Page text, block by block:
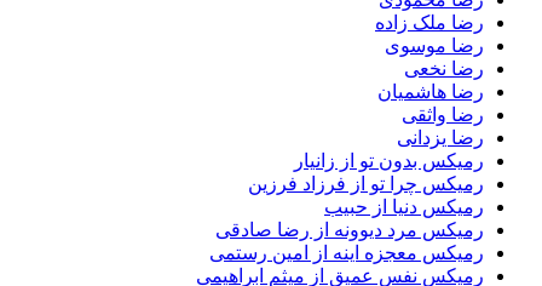
رضا ملک زاده
رضا موسوی
رضا نخعی
رضا هاشمیان
رضا واثقی
رضا یزدانی
رمیکس بدون تو از زانیار
رمیکس چرا تو از فرزاد فرزین
رمیکس دنیا از حبیب
رمیکس مرد دیوونه از رضا صادقی
رمیکس معجزه اینه از امین رستمی
رمیکس نفس عمیق از میثم ابراهیمی